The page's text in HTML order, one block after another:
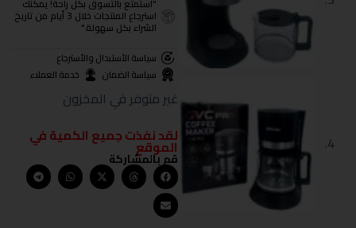
"استمتع بالتسوق بكل راحة! يمكنك
استرجاع المنتجات خلال 3 أيام من تاريخ
الشراء بكل سهولة."
سياسة الأستبدال والأسترجاع
سياسة الضمان
خدمة العملاء
غير متوفر في المخزون
لقد نفذت جميع الكمية في
الموقع
قم بالمشاركة